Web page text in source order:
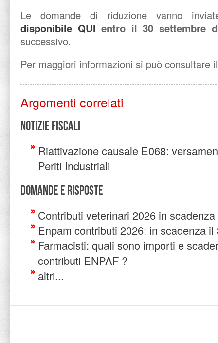
Le domande di riduzione vanno
disponibile QUI entro il 30 settembre
successivo.
Per maggiori informazioni si può consultare
Argomenti correlati
Notizie Fiscali
Riattivazione causale E068:
Periti Industriali
Domande e risposte
Contributi veterinari 2026 in
Enpam contributi 2026: in scadenza il
Farmacisti: quali sono importi e
contributi ENPAF ?
altri...